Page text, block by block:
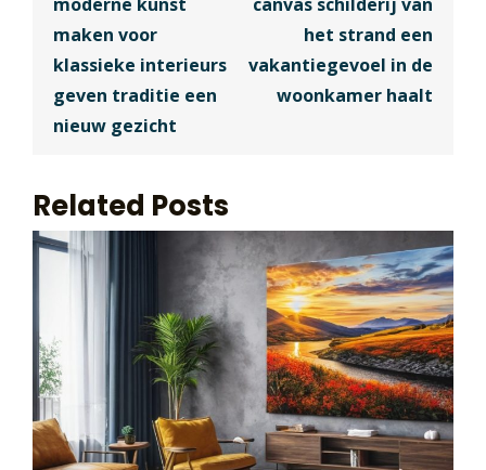
maken voor
klassieke interieurs
geven traditie een
nieuw gezicht
het strand een
vakantiegevoel in de
woonkamer haalt
Related Posts